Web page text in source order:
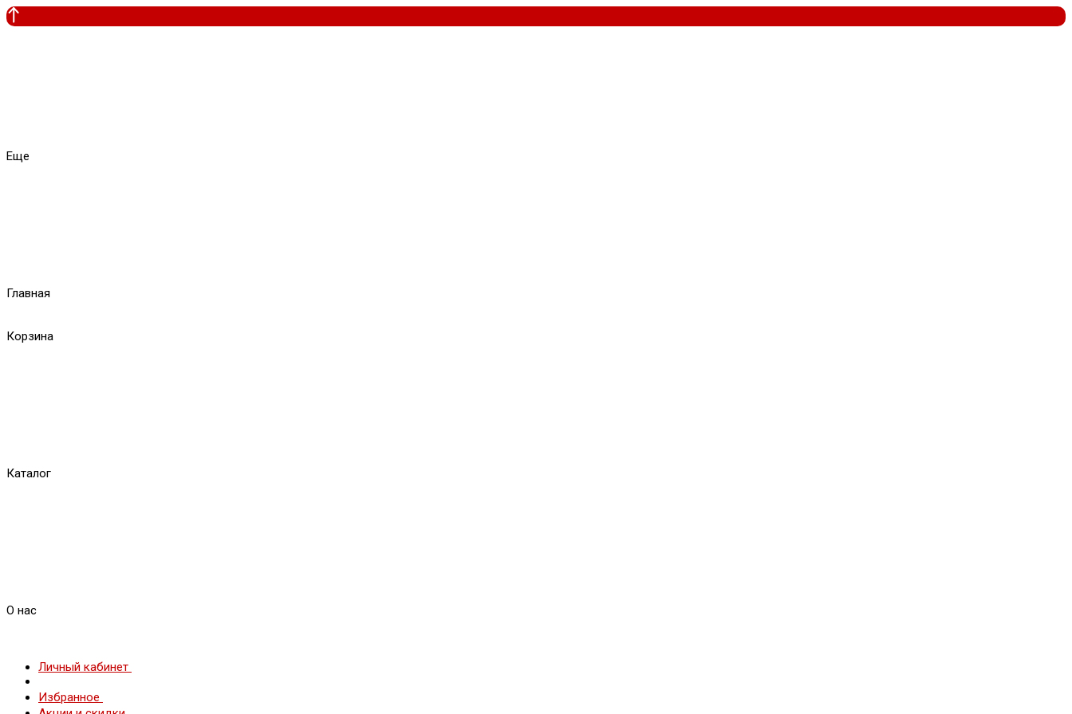
Еще
Главная
Корзина
Каталог
О нас
Личный кабинет
Избранное